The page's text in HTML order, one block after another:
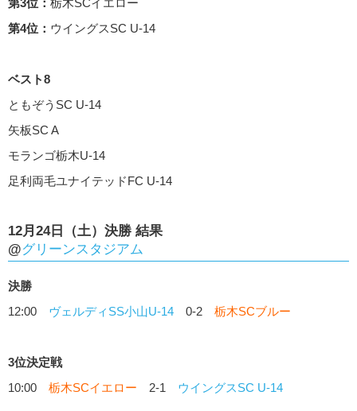
第4位： ウイングスSC U-14
ベスト8
ともぞうSC U-14
矢板SC A
モランゴ栃木U-14
足利両毛ユナイテッドFC U-14
12月24日（土）決勝 結果
@グリーンスタジアム
決勝
12:00 ヴェルディSS小山U-14 0-2 栃木SCブルー
3位決定戦
10:00 栃木SCイエロー 2-1 ウイングスSC U-14